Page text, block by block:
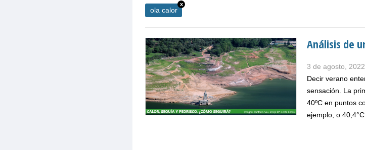
ola calor
x
Análisis de
3 de agosto, 2022
Decir verano
sensación. La
40ºC en puntos
ejemplo, o